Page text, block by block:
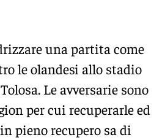
una partita come
le olandesi allo stadio
Le avversarie sono
per cui recuperarle ed
pieno recupero sa di